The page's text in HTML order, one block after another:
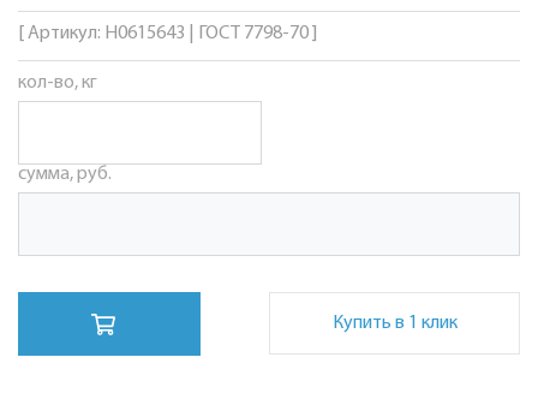
[ Артикул: Н0615643 | ГОСТ 7798-70 ]
кол-во, кг
сумма, руб.
Купить в 1 клик